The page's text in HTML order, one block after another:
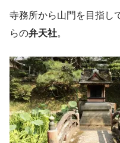
寺務所から山門を目指し
らの弁天社。